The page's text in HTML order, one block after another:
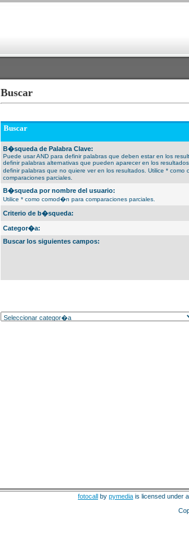
Buscar
Buscar
B�squeda de Palabra Clave:
Puede usar AND para definir palabras que deben estar en los
definir palabras alternativas que pueden aparecer en los
definir palabras que no quiere ver en los resultados. Utilice * como
comparaciones parciales.
B�squeda por nombre del usuario:
Utilice * como comod�n para comparaciones parciales.
Criterio de b�squeda:
Categor�a:
Buscar los siguientes campos:
fotocall by pymedia is licensed under a